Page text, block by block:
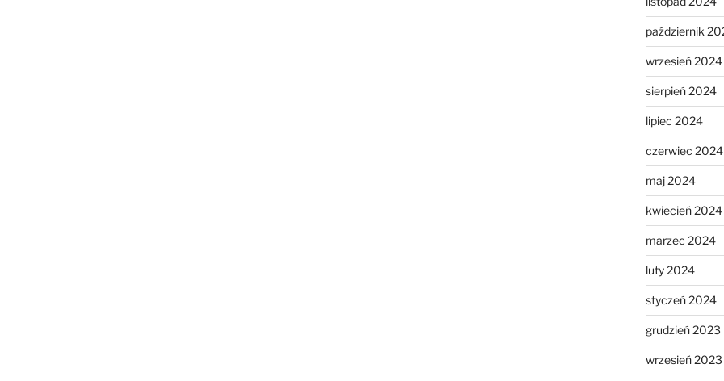
październik
wrzesień 2024
sierpień 2024
lipiec 2024
czerwiec 2024
maj 2024
kwiecień 2024
marzec 2024
luty 2024
styczeń 2024
grudzień 2023
wrzesień 2023